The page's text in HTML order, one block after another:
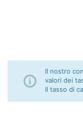
Il nostro
valori dei
Il tasso di